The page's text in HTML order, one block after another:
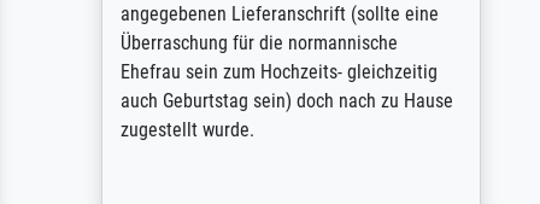
angegebenen Lieferanschrift (sollte eine
Überraschung für die normannische
Ehefrau sein zum Hochzeits- gleichzeitig
auch Geburtstag sein) doch nach zu Hause
zugestellt wurde.